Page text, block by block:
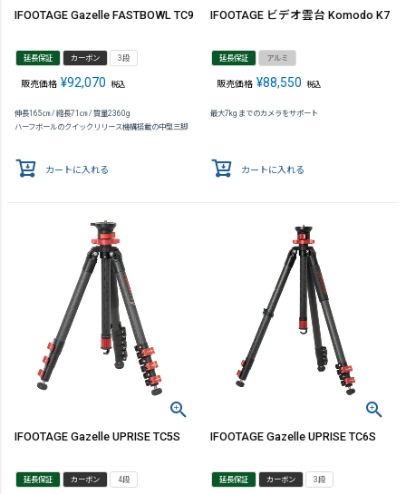
IFOOTAGE Gazelle FASTBOWL TC9
延長保証 カーボン 3段
販売価格 ¥92,070 税込
伸長165㎝ / 縮長71㎝ / 質量2360g
ハーフボールのクイックリリース機構搭載の中型三脚
カートに入れる
IFOOTAGE ビデオ雲台 Komodo K7
延長保証 アルミ
販売価格 ¥88,550 税込
最大7kg までのカメラをサポート
カートに入れる
IFOOTAGE Gazelle UPRISE TC5S
延長保証 カーボン 4段
IFOOTAGE Gazelle UPRISE TC6S
延長保証 カーボン 3段